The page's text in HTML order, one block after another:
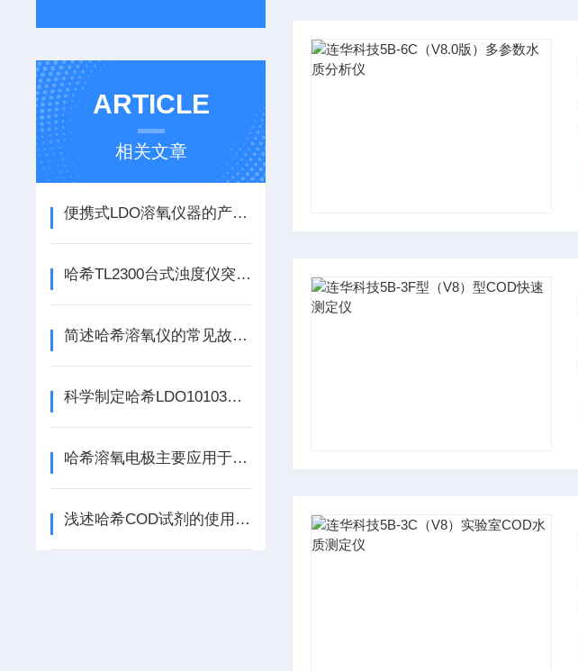
ARTICLE
相关文章
便携式LDO溶氧仪器的产品特点有哪些？
哈希TL2300台式浊度仪突破了传统仪器的局限性
简述哈希溶氧仪的常见故障相应解决方法
科学制定哈希LDO10103溶氧电极维护策略的重要性分享
哈希溶氧电极主要应用于水质监测领域中
浅述哈希COD试剂的使用方法及注意事项